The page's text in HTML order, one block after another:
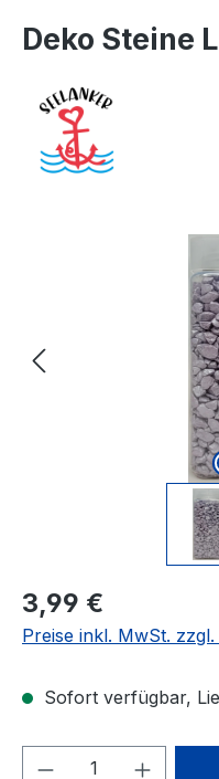
Deko Steine
Bildergalerie
Regulärer Preis:
3,99 €
Preise inkl. MwSt.
Sofort verfügbar,
Produkt